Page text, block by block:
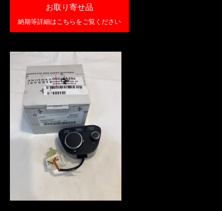
お取り寄せ品
納期等詳細はこちらをご覧ください